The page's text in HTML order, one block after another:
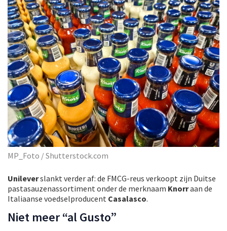
MP_Foto / Shutterstock.com
Unileverslankt verder af: de FMCG-reus verkoopt zijn Duitse
pastasauzenassortiment onder de merknaam Knorraan de
Italiaanse voedselproducent Casalasco.
Niet meer “al Gusto”